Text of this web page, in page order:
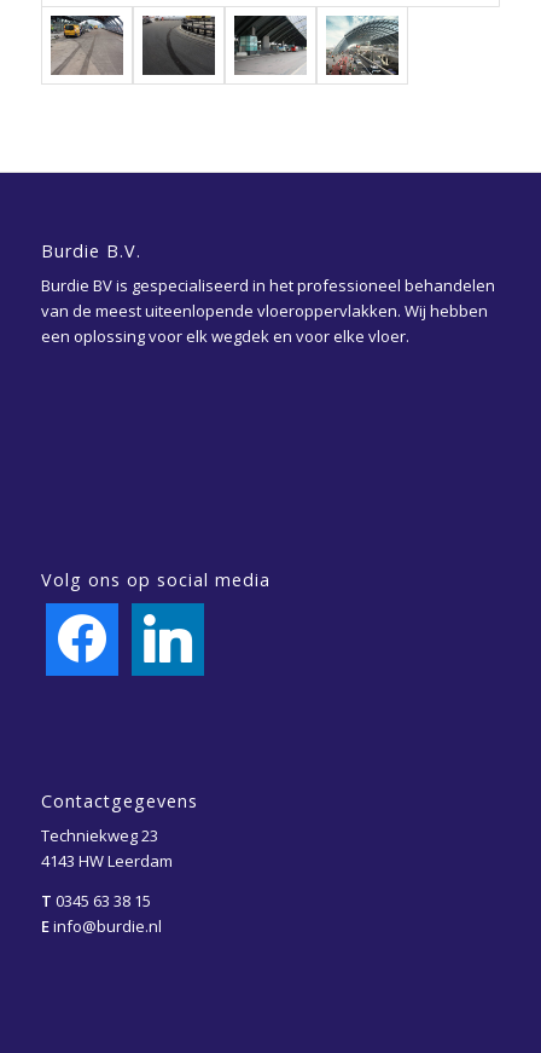
Burdie B.V.
Burdie BV is gespecialiseerd in het professioneel behandelen
van de meest uiteenlopende vloeroppervlakken. Wij hebben
een oplossing voor elk wegdek en voor elke vloer.
Volg ons op social media
facebook linkedin
Contactgegevens
Techniekweg 23
4143 HW Leerdam
T 0345 63 38 15
Einfo@burdie.nl